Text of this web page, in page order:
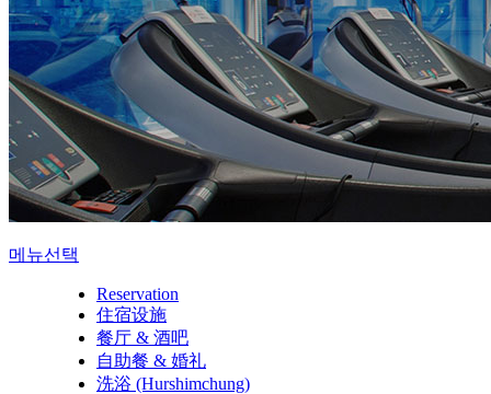
메뉴선택
Reservation
住宿设施
餐厅 & 酒吧
自助餐 & 婚礼
洗浴 (Hurshimchung)